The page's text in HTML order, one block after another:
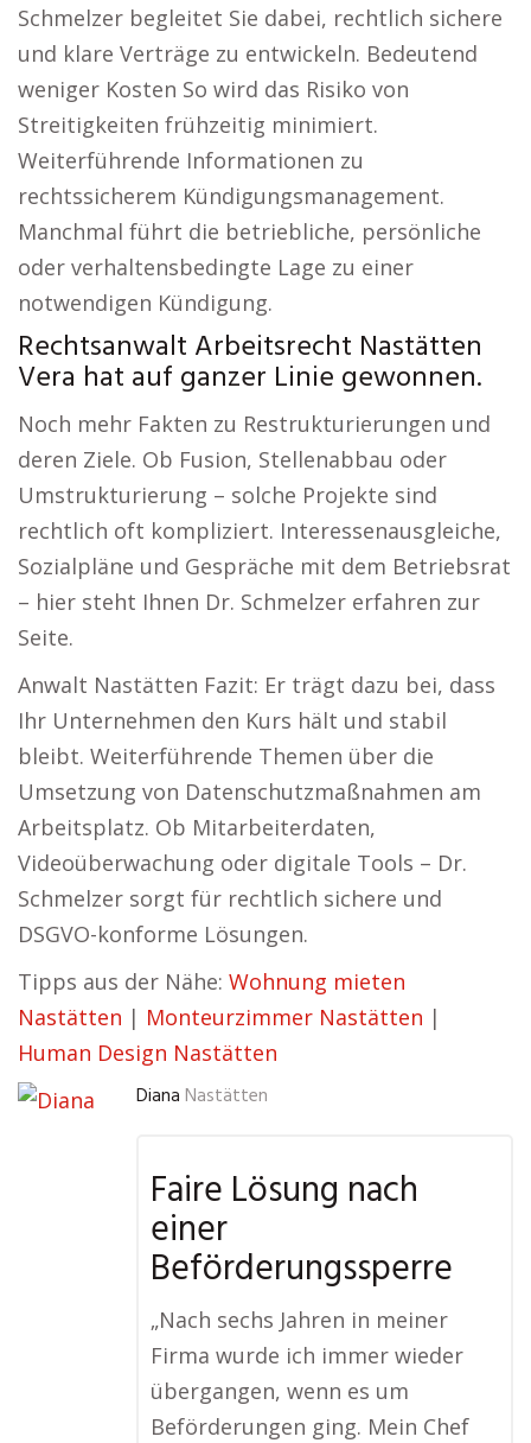
Schmelzer begleitet Sie dabei, rechtlich sichere
und klare Verträge zu entwickeln. Bedeutend
weniger Kosten So wird das Risiko von
Streitigkeiten frühzeitig minimiert.
Weiterführende Informationen zu
rechtssicherem Kündigungsmanagement.
Manchmal führt die betriebliche, persönliche
oder verhaltensbedingte Lage zu einer
notwendigen Kündigung.
Rechtsanwalt Arbeitsrecht Nastätten
Vera hat auf ganzer Linie gewonnen.
Noch mehr Fakten zu Restrukturierungen und
deren Ziele. Ob Fusion, Stellenabbau oder
Umstrukturierung – solche Projekte sind
rechtlich oft kompliziert. Interessenausgleiche,
Sozialpläne und Gespräche mit dem Betriebsrat
– hier steht Ihnen Dr. Schmelzer erfahren zur
Seite.
Anwalt Nastätten Fazit: Er trägt dazu bei, dass
Ihr Unternehmen den Kurs hält und stabil
bleibt. Weiterführende Themen über die
Umsetzung von Datenschutzmaßnahmen am
Arbeitsplatz. Ob Mitarbeiterdaten,
Videoüberwachung oder digitale Tools – Dr.
Schmelzer sorgt für rechtlich sichere und
DSGVO-konforme Lösungen.
Tipps aus der Nähe: Wohnung mieten
Nastätten | Monteurzimmer Nastätten |
Human Design Nastätten
Diana Nastätten
Faire Lösung nach
einer
Beförderungssperre
„Nach sechs Jahren in meiner
Firma wurde ich immer wieder
übergangen, wenn es um
Beförderungen ging. Mein Chef